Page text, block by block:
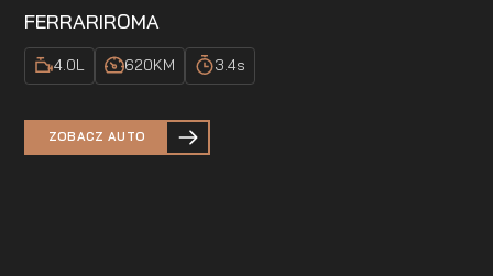
FERRARIROMA
4.0L 620KM 3.4s
ZOBACZ AUTO